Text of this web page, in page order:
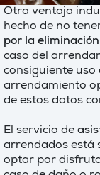
Otra ventaja
hecho de no
por la eliminación
caso del
consiguiente uso
arrendamiento
de estos datos
El servicio de
arrendados está
optar por